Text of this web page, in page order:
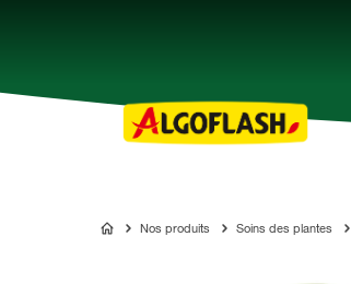
ALGOFLASHNos produits Soins des plantes